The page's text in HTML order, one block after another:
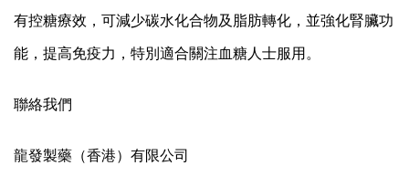
有控糖療效，可減少碳水化合物及脂肪轉化，並強化腎臟功
能，提高免疫力，特別適合關注血糖人士服用。
聯絡我們
龍發製藥（香港）有限公司